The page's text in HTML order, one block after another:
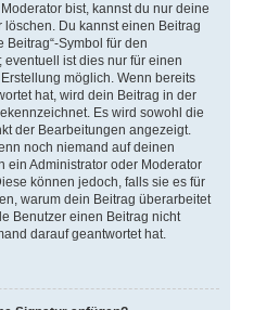
bist, kannst du nur deine
Du kannst einen Beitrag
Beitrag“-Symbol für den
ist dies nur für einen
möglich. Wenn bereits
hat, wird dein Beitrag in der
Es wird sowohl die
der Bearbeitungen angezeigt.
noch niemand auf deinen
ein Administrator oder Moderator
können jedoch, falls sie es für
warum dein Beitrag überarbeitet
Benutzer einen Beitrag nicht
darauf geantwortet hat.